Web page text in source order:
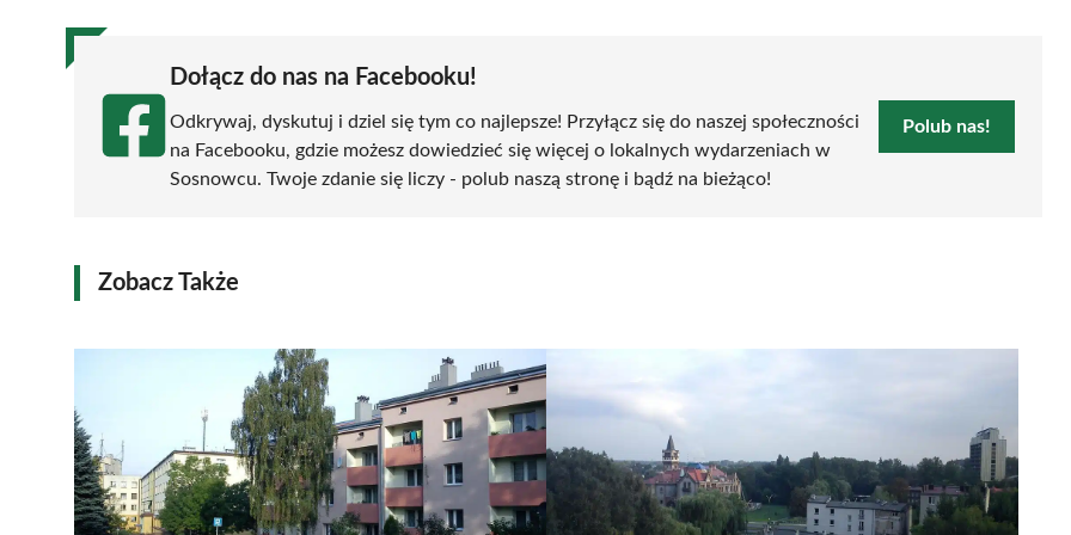
Dołącz do nas na Facebooku!
Odkrywaj, dyskutuj i dziel się tym co najlepsze! Przyłącz się do naszej społeczności
na Facebooku, gdzie możesz dowiedzieć się więcej o lokalnych wydarzeniach w
Sosnowcu. Twoje zdanie się liczy - polub naszą stronę i bądź na bieżąco!
Polub nas!
Zobacz Także